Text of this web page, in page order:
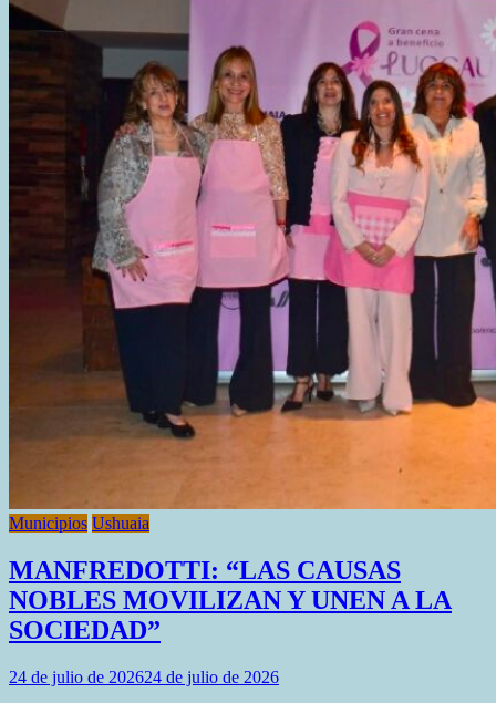
CENTRO
«PAPA
FRANCISCO»
Municipios Ushuaia
MANFREDOTTI: “LAS CAUSAS
NOBLES MOVILIZAN Y UNEN A LA
SOCIEDAD”
24 de julio de 202624 de julio de 2026